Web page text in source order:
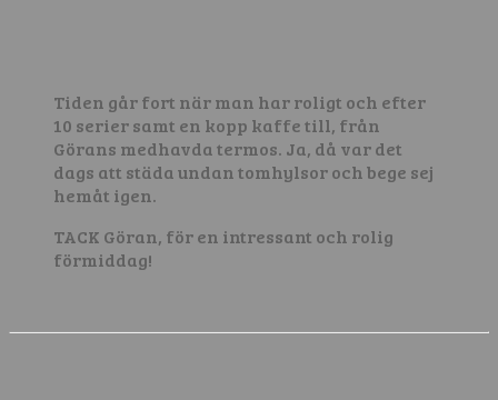
Tiden går fort när man har roligt och efter
10 serier samt en kopp kaffe till, från
Görans medhavda termos. Ja, då var det
dags att städa undan tomhylsor och bege sej
hemåt igen.
TACK Göran, för en intressant och rolig
förmiddag!